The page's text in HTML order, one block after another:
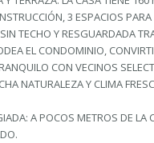
3 ESPACIOS PARA
TECHO Y RESGUARDADA
EL CONDOMINIO,
CON VECINOS
NATURALEZA Y CLIMA
A POCOS METROS DE LA